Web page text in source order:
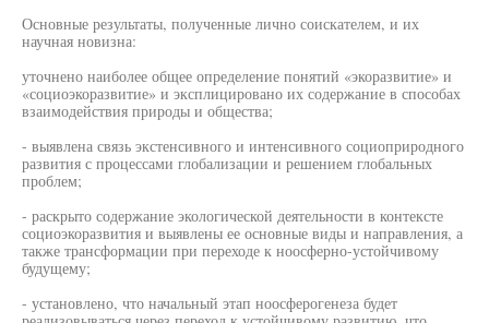
Основные результаты, полученные лично соискателем, и их
научная новизна:
уточнено наиболее общее определение понятий «экоразвитие» и
«социоэкоразвитие» и эксплицировано их содержание в способах
взаимодействия природы и общества;
- выявлена связь экстенсивного и интенсивного социоприродного
развития с процессами глобализации и решением глобальных
проблем;
- раскрыто содержание экологической деятельности в контексте
социоэкоразвития и выявлены ее основные виды и направления, а
также трансформации при переходе к ноосферно-устойчивому
будущему;
- установлено, что начальный этап ноосферогенеза будет